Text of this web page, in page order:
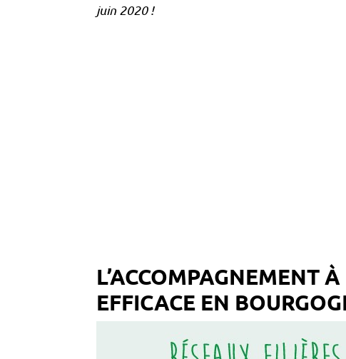
juin 2020 !
L’ACCOMPAGNEMENT
EFFICACE EN